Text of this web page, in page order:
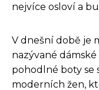
nejvíce osloví a
V dnešní době je
nazývané
pohodlné boty se
moderních žen,